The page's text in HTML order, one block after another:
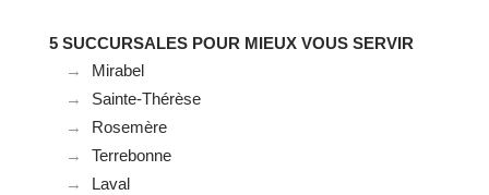
5 SUCCURSALES POUR MIEUX VOUS SERVIR
Mirabel
Sainte-Thérèse
Rosemère
Terrebonne
Laval